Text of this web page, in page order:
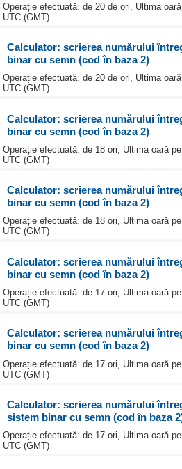
Operație efectuată: de 20 de ori, Ultima
UTC (GMT)
Calculator: scrierea numărului
binar cu semn (cod în baza 2)
Operație efectuată: de 20 de ori, Ultima
UTC (GMT)
Calculator: scrierea numărului
binar cu semn (cod în baza 2)
Operație efectuată: de 18 ori, Ultima oară
UTC (GMT)
Calculator: scrierea numărului
binar cu semn (cod în baza 2)
Operație efectuată: de 18 ori, Ultima oară
UTC (GMT)
Calculator: scrierea numărului
binar cu semn (cod în baza 2)
Operație efectuată: de 17 ori, Ultima oară
UTC (GMT)
Calculator: scrierea numărului
binar cu semn (cod în baza 2)
Operație efectuată: de 17 ori, Ultima oară
UTC (GMT)
Calculator: scrierea numărului
sistem binar cu semn (cod în baza
Operație efectuată: de 17 ori, Ultima oară
UTC (GMT)